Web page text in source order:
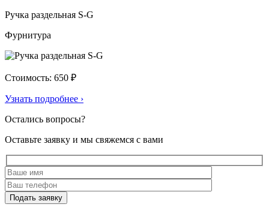
Ручка раздельная S-G
Фурнитура
Стоимость: 650 ₽
Узнать подробнее ›
Остались вопросы?
Оставьте заявку и мы свяжемся с вами
Подать заявку